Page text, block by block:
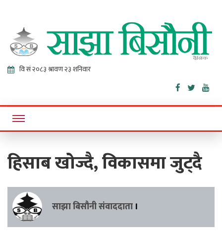
Sajha
Bisaunee
Online News Portal
हिसाब खोज्दै, विकासमा जुट्दै
साझा बिसौनी संवाददाता ।